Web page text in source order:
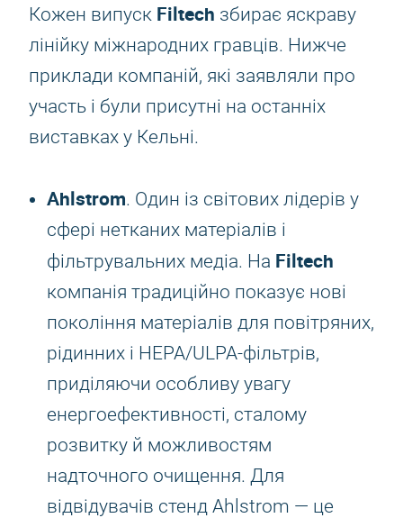
Кожен випуск Filtech збирає яскраву
лінійку міжнародних гравців. Нижче
приклади компаній, які заявляли про
участь і були присутні на останніх
виставках у Кельні.
Ahlstrom. Один із світових лідерів у
сфері нетканих матеріалів і
фільтрувальних медіа. На Filtech
компанія традиційно показує нові
покоління матеріалів для повітряних,
рідинних і HEPA/ULPA-фільтрів,
приділяючи особливу увагу
енергоефективності, сталому
розвитку й можливостям
надточного очищення. Для
відвідувачів стенд Ahlstrom — це